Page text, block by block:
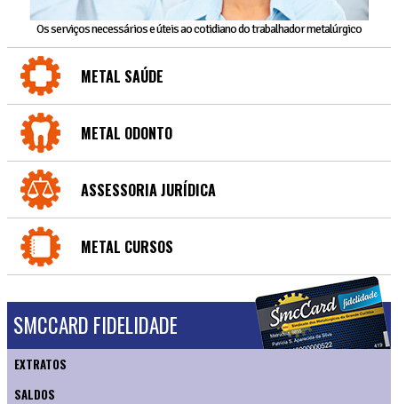
Os serviços necessários e úteis ao cotidiano do trabalhador metalúrgico
METAL SAÚDE
METAL ODONTO
ASSESSORIA JURÍDICA
METAL CURSOS
SMCCARD FIDELIDADE
EXTRATOS
SALDOS